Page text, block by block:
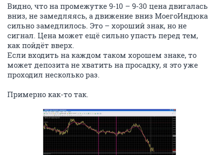
Видно, что на промежутке 9-10 – 9-30 цена двигалась
вниз, не замедляясь, а движение вниз МоегоИндюка
сильно замедлилось. Это – хороший знак, но не
сигнал. Цена может ещё сильно упасть перед тем,
как пойдёт вверх.
Если входить на каждом таком хорошем знаке, то
может депозита не хватить на просадку, я это уже
проходил несколько раз.
Примерно как-то так.